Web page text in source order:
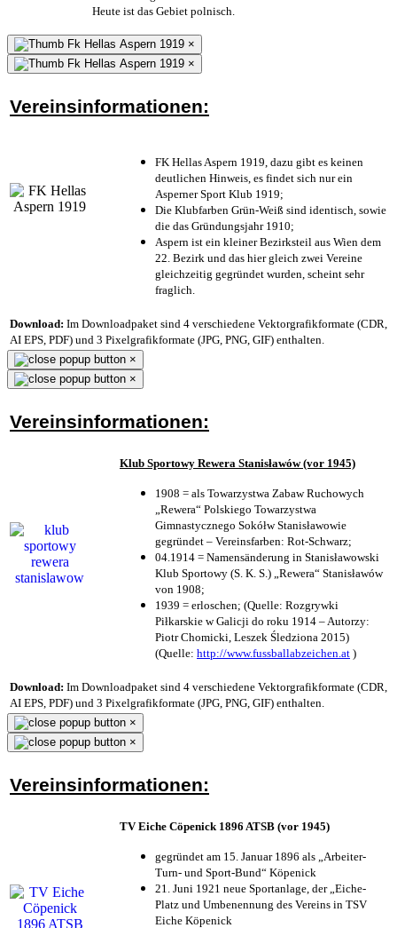
Heute ist das Gebiet polnisch.
×
×
Vereinsinformationen:
FK Hellas Aspern 1919, dazu gibt es keinen
deutlichen Hinweis, es findet sich nur ein
Asperner Sport Klub 1919;
Die Klubfarben Grün-Weiß sind identisch, sowie
die das Gründungsjahr 1910;
Aspern ist ein kleiner Bezirksteil aus Wien dem
22. Bezirk und das hier gleich zwei Vereine
gleichzeitig gegründet wurden, scheint sehr
fraglich.
Download: Im Downloadpaket sind 4 verschiedene Vektorgrafikformate (CDR,
AI EPS, PDF) und 3 Pixelgrafikformate (JPG, PNG, GIF) enthalten.
×
×
Vereinsinformationen:
Klub Sportowy Rewera Stanisławów (vor 1945)
1908 = als Towarzystwa Zabaw Ruchowych
„Rewera“ Polskiego Towarzystwa
Gimnastycznego Sokółw Stanisławowie
gegründet – Vereinsfarben: Rot-Schwarz;
04.1914 = Namensänderung in Stanisławowski
Klub Sportowy (S. K. S.) „Rewera“ Stanisławów
von 1908;
1939 = erloschen; (Quelle: Rozgrywki
Piłkarskie w Galicji do roku 1914 – Autorzy:
Piotr Chomicki, Leszek Śledziona 2015)
(Quelle: http://www.fussballabzeichen.at )
Download: Im Downloadpaket sind 4 verschiedene Vektorgrafikformate (CDR,
AI EPS, PDF) und 3 Pixelgrafikformate (JPG, PNG, GIF) enthalten.
×
×
Vereinsinformationen:
TV Eiche Cöpenick 1896 ATSB (vor 1945)
gegründet am 15. Januar 1896 als „Arbeiter-
Turn- und Sport-Bund“ Köpenick
21. Juni 1921 neue Sportanlage, der „Eiche-
Platz und Umbenennung des Vereins in TSV
Eiche Köpenick